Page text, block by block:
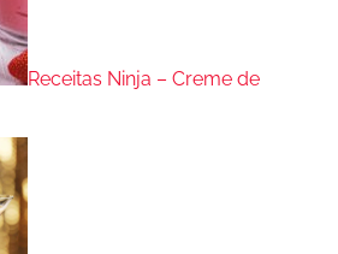
Receitas Ninja – Creme de